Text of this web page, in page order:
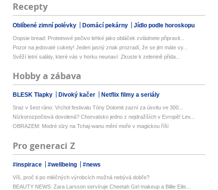
Recepty
Oblíbené zimní polévky Domácí pekárny Jídlo podle horoskopu
Oopsie bread: Proteinové pečivo lehké jako obláček zvládnete připravit...
Pozor na jedovaté cukety! Jeden jasný znak prozradí, že se jim máte vy...
Svěží letní saláty, které vás v horku neunaví: Zkuste k zelenině přida...
Hobby a zábava
BLESK Tlapky Divoký kačer Netflix filmy a seriály
Sraz v šest ráno. Vrchol festivalu Tóny Dolomit zazní za úsvitu ve 300...
Nízkorozpočtová dovolená? Chorvatsko jedno z nejdražších v Evropě! Lev...
OBRAZEM: Modré slzy na Tchaj-wanu mění moře v magickou říši
Pro generaci Z
#inspirace #wellbeing #news
Víš, proč ti po mléčných výrobcích možná nebývá dobře?
BEAUTY NEWS: Zara Larsson servíruje Cheetah Girl makeup a Billie Eilis...